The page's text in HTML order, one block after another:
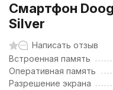
Смартфон
Silver
Написать отзыв
Встроенная память
Оперативная память
Разрешение экрана